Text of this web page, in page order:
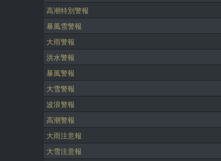
高潮特別警報
暴風雪警報
大雨警報
洪水警報
暴風警報
大雪警報
波浪警報
高潮警報
大雨注意報
大雪注意報